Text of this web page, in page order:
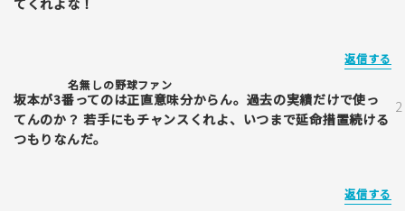
てくれよな！
返信する
名無しの野球ファン
坂本が3番ってのは正直意味分からん。過去の実績だけで使っ
てんのか？ 若手にもチャンスくれよ、いつまで延命措置続ける
つもりなんだ。
返信する